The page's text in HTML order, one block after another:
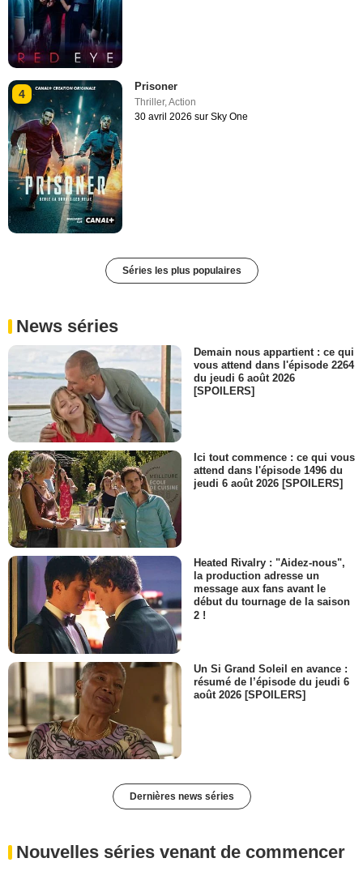
4
Prisoner
Thriller,Action
30 avril 2026 sur Sky One
Séries les plus populaires
News séries
Demain nous appartient : ce qui
vous attend dans l'épisode 2264
du jeudi 6 août 2026
[SPOILERS]
Ici tout commence : ce qui vous
attend dans l'épisode 1496 du
jeudi 6 août 2026 [SPOILERS]
Heated Rivalry : "Aidez-nous",
la production adresse un
message aux fans avant le
début du tournage de la saison
2 !
Un Si Grand Soleil en avance :
résumé de l’épisode du jeudi 6
août 2026 [SPOILERS]
Dernières news séries
Nouvelles séries venant de commencer